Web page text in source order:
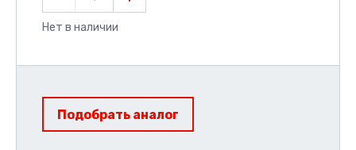
Нет в наличии
Подобрать аналог